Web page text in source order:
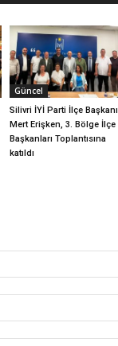
Güncel
Silivri İYİ Parti İlçe Başkanı
Mert Erişken, 3. Bölge İlçe
Başkanları Toplantısına
katıldı